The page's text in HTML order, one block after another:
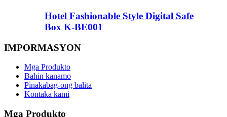
Hotel Fashionable Style Digital Safe
Box K-BE001
IMPORMASYON
Mga Produkto
Bahin kanamo
Pinakabag-ong balita
Kontaka kami
Mga Produkto